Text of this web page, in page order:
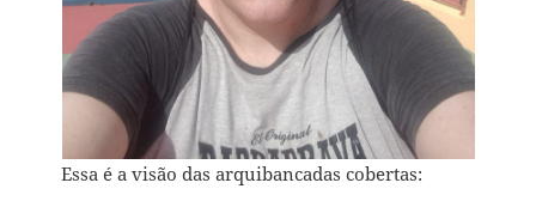
Essa é a visão das arquibancadas cobertas: